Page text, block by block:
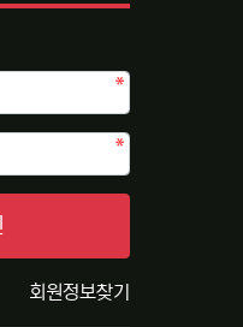
회원정보찾기